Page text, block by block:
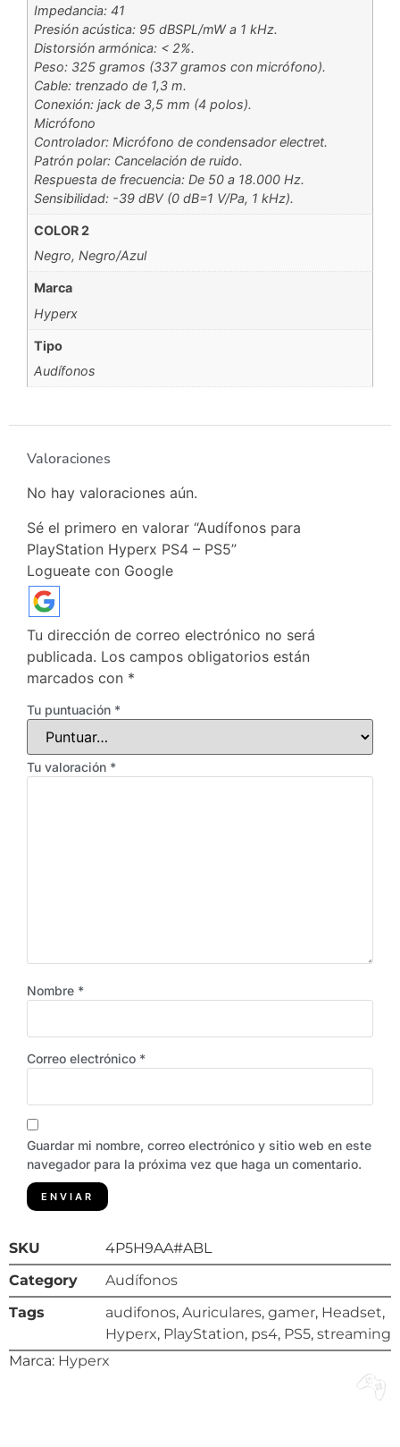
Impedancia: 41
Presión acústica: 95 dBSPL/mW a 1 kHz.
Distorsión armónica: < 2%.
Peso: 325 gramos (337 gramos con micrófono).
Cable: trenzado de 1,3 m.
Conexión: jack de 3,5 mm (4 polos).
Micrófono
Controlador: Micrófono de condensador electret.
Patrón polar: Cancelación de ruido.
Respuesta de frecuencia: De 50 a 18.000 Hz.
Sensibilidad: -39 dBV (0 dB=1 V/Pa, 1 kHz).
COLOR 2
Negro,Negro/Azul
Marca
Hyperx
Tipo
Audífonos
Valoraciones
No hay valoraciones aún.
Sé el primero en valorar “Audífonos para
PlayStation Hyperx PS4 – PS5”
Logueate con Google
Tu dirección de correo electrónico no será
publicada. Los campos obligatorios están
marcados con *
Tu puntuación *
Tu valoración *
Nombre *
Correo electrónico *
Guardar mi nombre, correo electrónico y sitio web en este
navegador para la próxima vez que haga un comentario.
SKU
4P5H9AA#ABL
Category
Audífonos
Tags
audifonos, Auriculares, gamer, Headset,
Hyperx, PlayStation, ps4, PS5, streaming
Marca: Hyperx